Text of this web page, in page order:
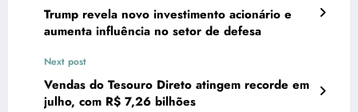
Trump revela novo investimento acionário e
aumenta influência no setor de defesa
Next post
Vendas do Tesouro Direto atingem recorde em
julho, com R$ 7,26 bilhões